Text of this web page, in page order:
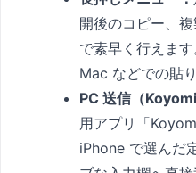
開後のコピー、
で素早く行えま
Mac などでの貼
PC 送信（
用アプリ「
iPhone で選んだ